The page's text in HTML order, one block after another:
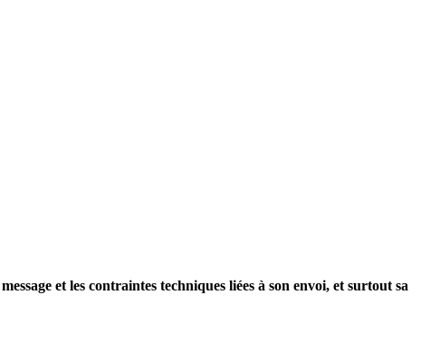
et les contraintes techniques liées à son envoi, et surtout sa